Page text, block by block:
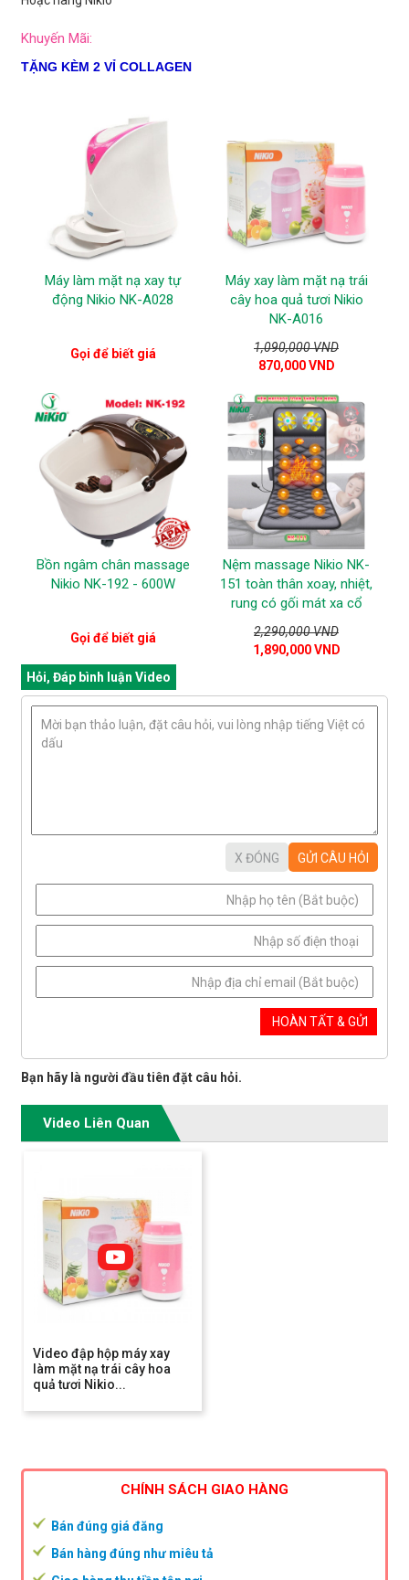
Khuyến Mãi:
TẶNG KÈM 2 VỈ COLLAGEN
Máy làm mặt nạ xay tự
động Nikio NK-A028
Gọi để biết giá
Máy xay làm mặt nạ trái
cây hoa quả tươi Nikio
NK-A016
1,090,000 VND
870,000 VND
Bồn ngâm chân massage
Nikio NK-192 - 600W
Gọi để biết giá
Nệm massage Nikio NK-
151 toàn thân xoay, nhiệt,
rung có gối mát xa cổ
2,290,000 VND
1,890,000 VND
Hỏi, Đáp bình luận Video
Bạn hãy là người đầu tiên đặt câu hỏi.
Video Liên Quan
Video đập hộp máy xay
làm mặt nạ trái cây hoa
quả tươi Nikio...
CHÍNH SÁCH GIAO HÀNG
Bán đúng giá đăng
Bán hàng đúng như miêu tả